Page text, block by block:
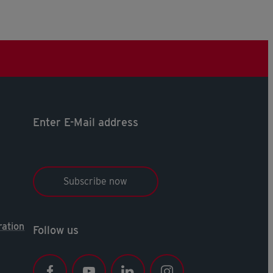
Enter E-Mail address
Subscribe now
Follow us